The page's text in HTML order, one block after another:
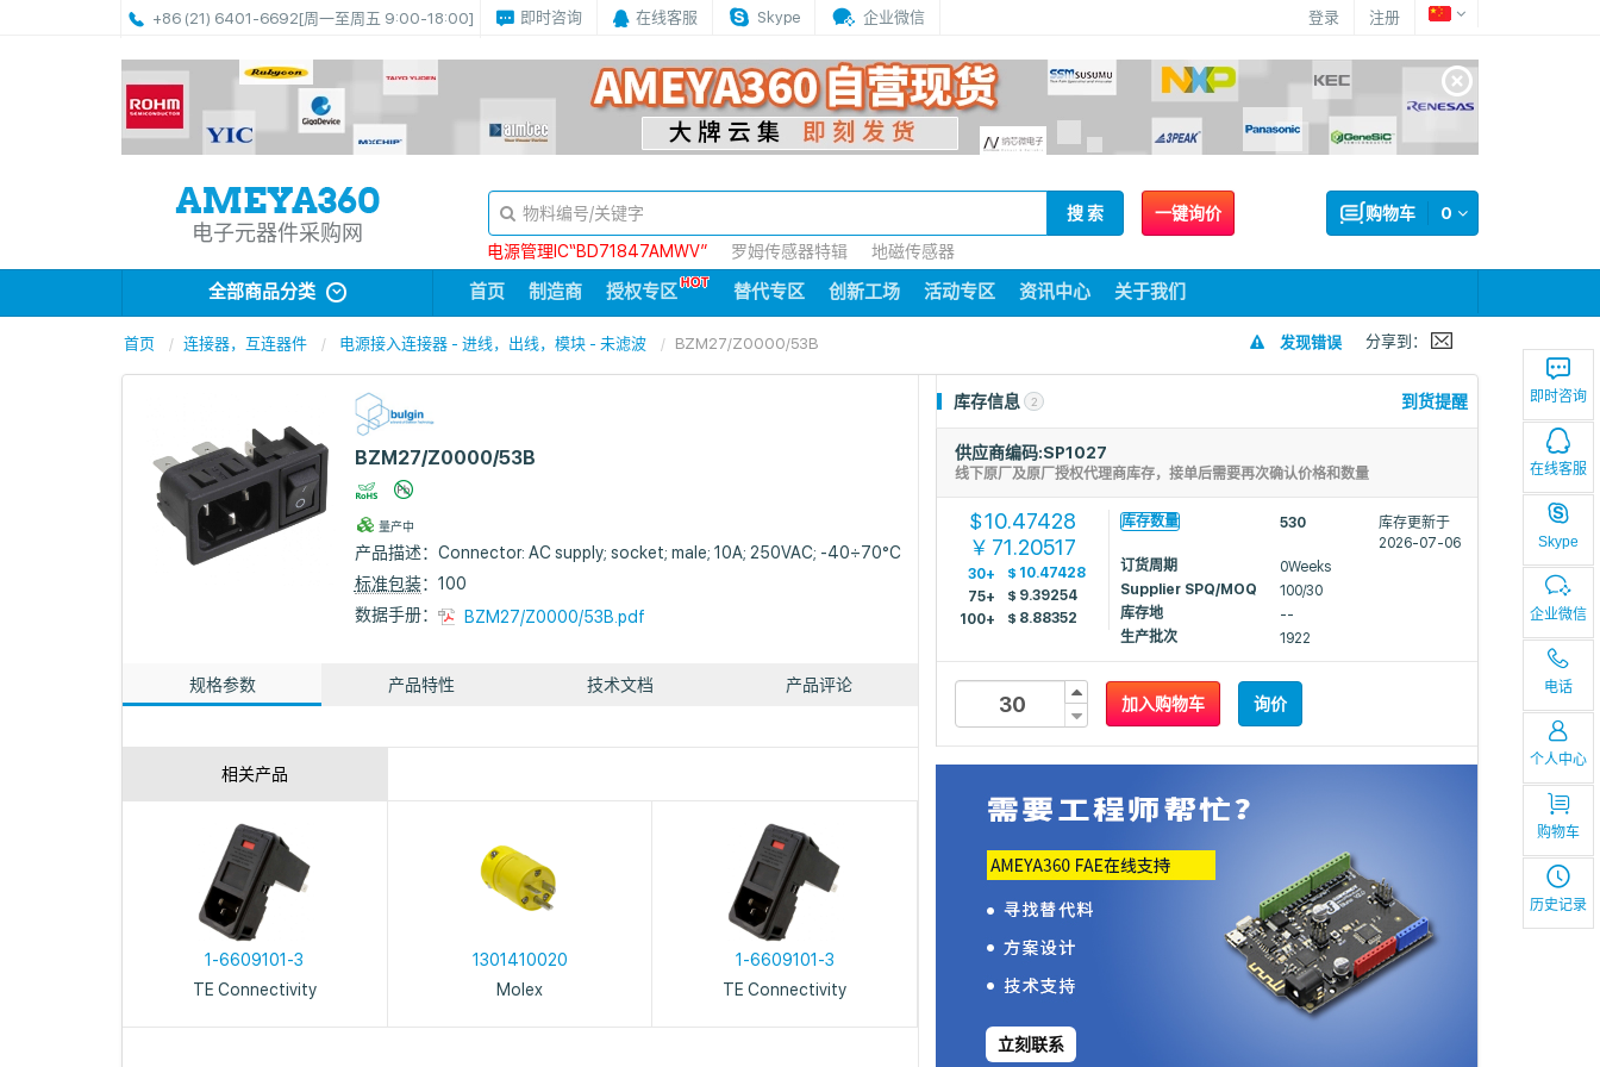
+86 (21) 6401-6692[周一至周五 9:00-18:00] 即时咨询 在线客服 Skype 企业微信 登录 注册
即时咨询
在线客服
Skype
企业微信
电话
个人中心
购物车
历史记录
电子元器件采购网
一键询价 0
购物车
搜 索
电源管理IC“BD71847AMWV”
罗姆传感器特辑 地磁传感器
全部商品分类 首页 制造商 授权专区 替代专区 创新工场 活动专区 资讯中心 关于我们
首页 连接器，互连器件 电源接入连接器 - 进线，出线，模块 - 未滤波 BZM27/Z0000/53B 发现错误 分享到：
BZM27/Z0000/53B
量产中
产品描述： Connector: AC supply; socket; male; 10A; 250VAC; -40÷70°C
标准包装：100
数据手册：
BZM27/Z0000/53B.pdf
规格参数 产品特性 技术文档 产品评论
相关产品
1-6609101-3
TE Connectivity
1301410020
Molex
1-6609101-3
TE Connectivity
库存信息 2 到货提醒
供应商编码:SP1027
线下原厂及原厂授权代理商库存，接单后需要再次确认价格和数量
$10.47428
￥ 71.20517
30+ $ 10.47428
75+
$ 9.39254
100+
$ 8.88352
库存数量 530
库存更新于
2026-07-06
订货周期
0Weeks
Supplier SPQ/MOQ
100/30
库存地
--
生产批次
1922
加入购物车 询价
立刻联系